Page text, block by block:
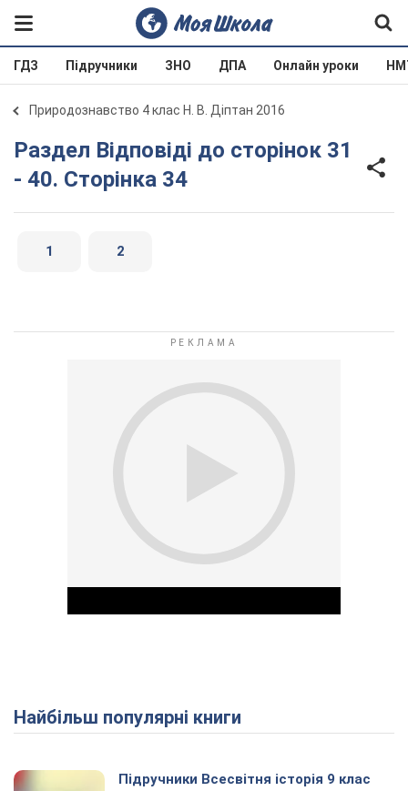
ГДЗ Підручники ЗНО ДПА Онлайн уроки
Природознавство 4 клас Н. В. Діптан 2016
Раздел Відповіді до сторінок 31
- 40. Сторінка 34
1 2
Play Video
Найбільш популярні книги
Підручники Всесвітня історія 9 клас